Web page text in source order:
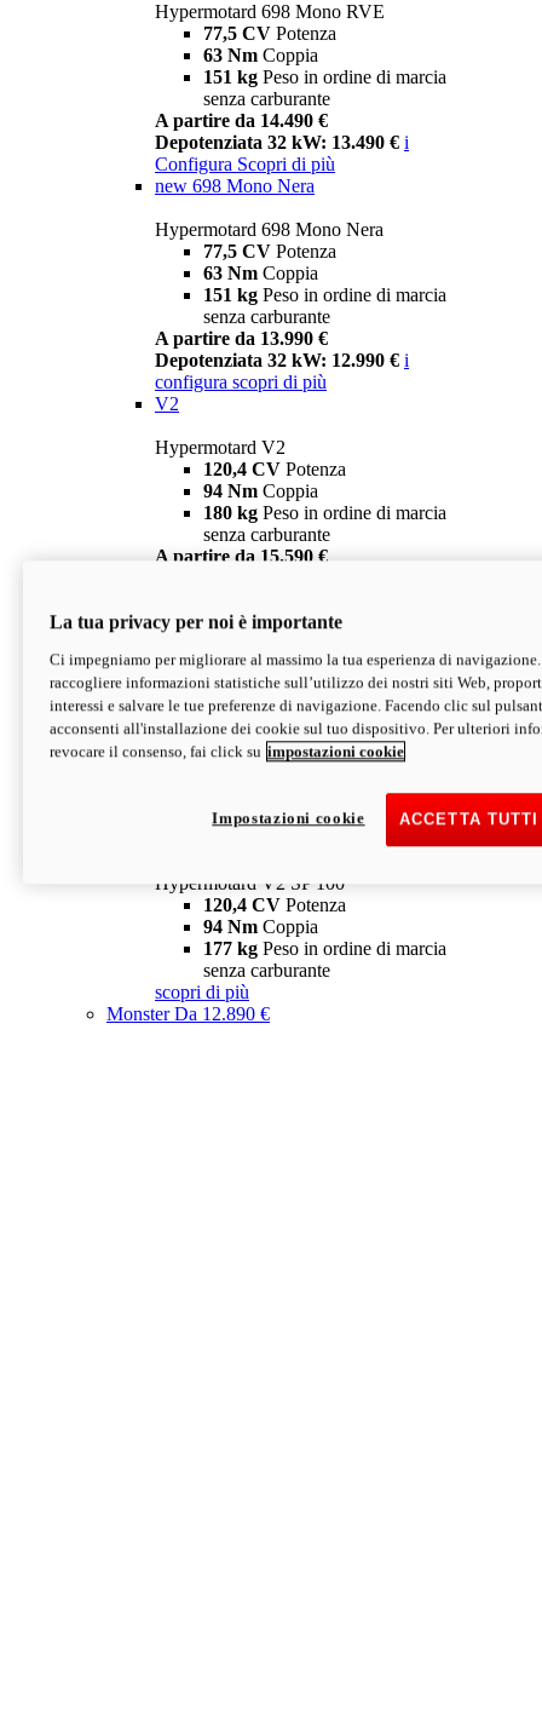
Hypermotard 698 Mono RVE
77,5 CV Potenza
63 Nm Coppia
151 kg Peso in ordine di marcia
senza carburante
A partire da 14.490 €
Depotenziata 32 kW: 13.490 € i
Configura Scopri di più
new 698 Mono Nera
Hypermotard 698 Mono Nera
77,5 CV Potenza
63 Nm Coppia
151 kg Peso in ordine di marcia
senza carburante
A partire da 13.990 €
Depotenziata 32 kW: 12.990 € i
configura scopri di più
V2
Hypermotard V2
120,4 CV Potenza
94 Nm Coppia
180 kg Peso in ordine di marcia
senza carburante
A partire da 15.590 €
V2 SP
Hypermotard V2 SP
120,4 CVPotenza
94 NmCoppia
177 kgPeso in ordine di marcia
senza carburante
Depotenziata 35 kW: 18.890 € i
configura scopri di più
Hypermotard V2 SP 100
120,4 CV Potenza
94 Nm Coppia
177 kg Peso in ordine di marcia
senza carburante
scopri di più
MonsterDa 12.890 €
La tua privacy per noi è importante
Ci impegniamo per migliorare al massimo la tua esperienza di
raccogliere informazioni statistiche sull’utilizzo dei nostri siti Web,
interessi e salvare le tue preferenze di navigazione. Facendo clic sul
acconsenti all'installazione dei cookie sul tuo dispositivo. Per ulteriori
revocare il consenso, fai click su impostazioni cookie
ACCETTA
Impostazioni cookie